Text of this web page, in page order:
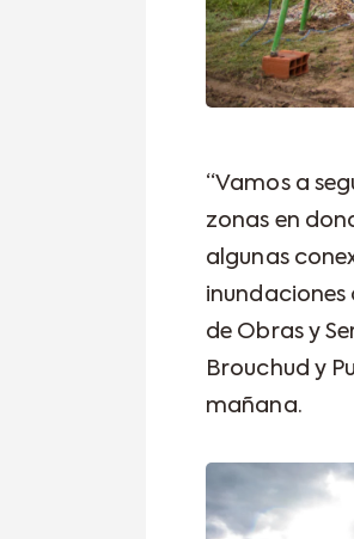
“Vamos a
zonas en
algunas
inundaciones
de Obras y
Brouchud y
mañana.